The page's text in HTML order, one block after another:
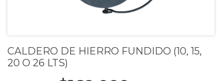
CALDERO DE HIERRO FUNDIDO (10, 15,
20 O 26 LTS)